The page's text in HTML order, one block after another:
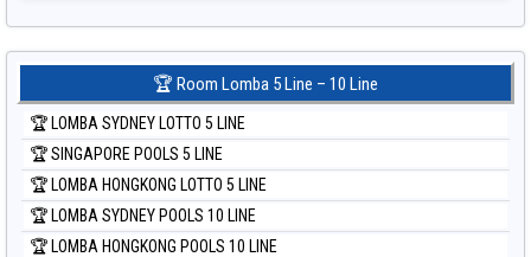
🏆 Room Lomba 5 Line – 10 Line
🏆 LOMBA SYDNEY LOTTO 5 LINE
🏆 SINGAPORE POOLS 5 LINE
🏆 LOMBA HONGKONG LOTTO 5 LINE
🏆 LOMBA SYDNEY POOLS 10 LINE
🏆 LOMBA HONGKONG POOLS 10 LINE